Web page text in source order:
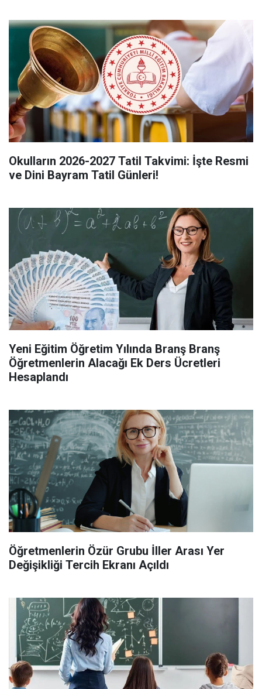
Okulların 2026-2027 Tatil Takvimi: İşte Resmi
ve Dini Bayram Tatil Günleri!
Yeni Eğitim Öğretim Yılında Branş Branş
Öğretmenlerin Alacağı Ek Ders Ücretleri
Hesaplandı
Öğretmenlerin Özür Grubu İller Arası Yer
Değişikliği Tercih Ekranı Açıldı